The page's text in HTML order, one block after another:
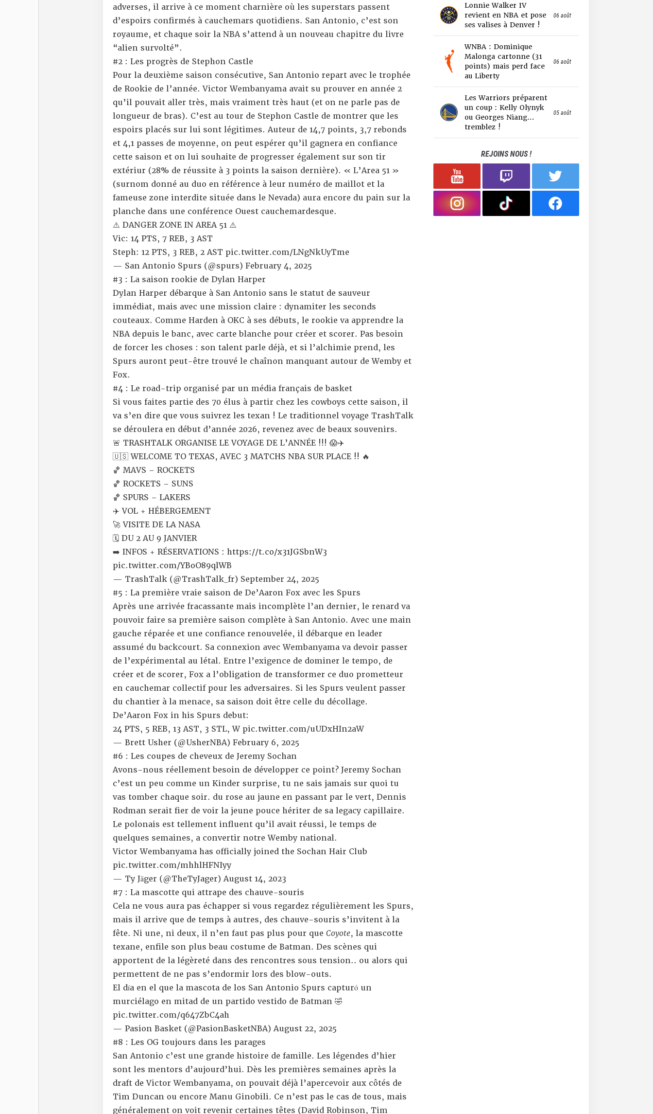
adverses, il arrive à ce moment charnière où les superstars passent
d’espoirs confirmés à cauchemars quotidiens. San Antonio, c’est son
royaume, et chaque soir la NBA s’attend à un nouveau chapitre du livre
“alien survolté”.
#2 : Les progrès de Stephon Castle
Pour la deuxième saison consécutive, San Antonio repart avec le trophée
de Rookie de l’année. Victor Wembanyama avait su prouver en année 2
qu’il pouvait aller très, mais vraiment très haut (et on ne parle pas de
longueur de bras). C’est au tour de Stephon Castle de montrer que les
espoirs placés sur lui sont légitimes. Auteur de 14,7 points, 3,7 rebonds
et 4,1 passes de moyenne, on peut espérer qu’il gagnera en confiance
cette saison et on lui souhaite de progresser également sur son tir
extériur (28% de réussite à 3 points la saison dernière). « L’Area 51 »
(surnom donné au duo en référence à leur numéro de maillot et la
fameuse zone interdite située dans le Nevada) aura encore du pain sur la
planche dans une conférence Ouest cauchemardesque.
⚠️ DANGER ZONE IN AREA 51 ⚠️
Vic: 14 PTS, 7 REB, 3 AST
Steph: 12 PTS, 3 REB, 2 AST pic.twitter.com/LNgNkUyTme
— San Antonio Spurs (@spurs) February 4, 2025
#3 : La saison rookie de Dylan Harper
Dylan Harper débarque à San Antonio sans le statut de sauveur
immédiat, mais avec une mission claire : dynamiter les seconds
couteaux. Comme Harden à OKC à ses débuts, le rookie va apprendre la
NBA depuis le banc, avec carte blanche pour créer et scorer. Pas besoin
de forcer les choses : son talent parle déjà, et si l’alchimie prend, les
Spurs auront peut-être trouvé le chaînon manquant autour de Wemby et
Fox.
#4 : Le road-trip organisé par un média français de basket
Si vous faites partie des 70 élus à partir chez les cowboys cette saison, il
va s’en dire que vous suivrez les texan ! Le traditionnel voyage TrashTalk
se déroulera en début d’année 2026, revenez avec de beaux souvenirs.
🚨 TRASHTALK ORGANISE LE VOYAGE DE L’ANNÉE !!! 😱✈️
🇺🇸 WELCOME TO TEXAS, AVEC 3 MATCHS NBA SUR PLACE !! 🔥
🏀 MAVS – ROCKETS
🏀 ROCKETS – SUNS
🏀 SPURS – LAKERS
✈️ VOL + HÉBERGEMENT
🚀 VISITE DE LA NASA
🗓️ DU 2 AU 9 JANVIER
➡️ INFOS + RÉSERVATIONS : https://t.co/x31JGSbnW3
pic.twitter.com/YBoO89qlWB
— TrashTalk (@TrashTalk_fr) September 24, 2025
#5 : La première vraie saison de De’Aaron Fox avec les Spurs
Après une arrivée fracassante mais incomplète l’an dernier, le renard va
pouvoir faire sa première saison complète à San Antonio. Avec une main
gauche réparée et une confiance renouvelée, il débarque en leader
assumé du backcourt. Sa connexion avec Wembanyama va devoir passer
de l’expérimental au létal. Entre l’exigence de dominer le tempo, de
créer et de scorer, Fox a l’obligation de transformer ce duo prometteur
en cauchemar collectif pour les adversaires. Si les Spurs veulent passer
du chantier à la menace, sa saison doit être celle du décollage.
De’Aaron Fox in his Spurs debut:
24 PTS, 5 REB, 13 AST, 3 STL, W pic.twitter.com/uUDxHIn2aW
— Brett Usher (@UsherNBA) February 6, 2025
#6 : Les coupes de cheveux de Jeremy Sochan
Avons-nous réellement besoin de développer ce point? Jeremy Sochan
c’est un peu comme un Kinder surprise, tu ne sais jamais sur quoi tu
vas tomber chaque soir. du rose au jaune en passant par le vert, Dennis
Rodman serait fier de voir la jeune pouce hériter de sa legacy capillaire.
Le polonais est tellement influent qu’il avait réussi, le temps de
quelques semaines, a convertir notre Wemby national.
Victor Wembanyama has officially joined the Sochan Hair Club
pic.twitter.com/mhhlHFNIyy
— Ty Jäger (@TheTyJager)August 14, 2023
#7 : La mascotte qui attrape des chauve-souris
Cela ne vous aura pas échapper si vous regardez régulièrement les Spurs,
mais il arrive que de temps à autres, des chauve-souris s’invitent à la
fête. Ni une, ni deux, il n’en faut pas plus pour que Coyote, la mascotte
texane, enfile son plus beau costume de Batman. Des scènes qui
apportent de la légèreté dans des rencontres sous tension.. ou alors qui
permettent de ne pas s’endormir lors des blow-outs.
El día en el que la mascota de los San Antonio Spurs capturó un
murciélago en mitad de un partido vestido de Batman 🤣
pic.twitter.com/q647ZbC4ah
— Pasion Basket (@PasionBasketNBA)August 22, 2025
#8 : Les OG toujours dans les parages
San Antonio c’est une grande histoire de famille. Les légendes d’hier
sont les mentors d’aujourd’hui. Dès les premières semaines après la
draft de Victor Wembanyama, on pouvait déjà l’apercevoir aux côtés de
Tim Duncan ou encore Manu Ginobili. Ce n’est pas le cas de tous, mais
généralement on voit revenir certaines têtes (David Robinson, Tim
Lonnie Walker IV
revient en NBA et pose
ses valises à Denver !
06 août
WNBA : Dominique
Malonga cartonne (31
points) mais perd face
au Liberty
06 août
Les Warriors préparent
un coup : Kelly Olynyk
ou Georges Niang…
tremblez !
05 août
REJOINS NOUS !